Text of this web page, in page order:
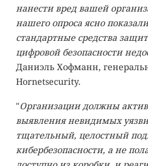
нанести вред вашей
нашего опроса ясно
стандартные средства
цифровой безопасности
Даниэль Хофманн,
Hornetsecurity.
"Организации должны
выявления невидимых
тщательный, целостный
кибербезопасности, а не